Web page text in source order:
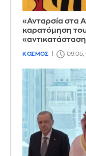
«Ανταρσία στα
καρατόμηση
ΚΟΣΜΟΣ 09:05,